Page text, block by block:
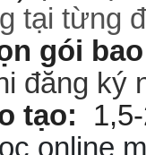
tại từng
gói
đăng ký
tạo:
c online